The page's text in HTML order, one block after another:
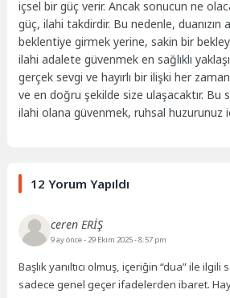
içsel bir güç verir. Ancak sonucun ne
güç, ilahi takdirdir. Bu nedenle, duanızın
beklentiye girmek yerine, sakin bir
ilahi adalete güvenmek en sağlıklı
gerçek sevgi ve hayırlı bir ilişki her
ve en doğru şekilde size ulaşacaktır. Bu
ilahi olana güvenmek, ruhsal huzurunuz
12 Yorum Yapıldı
ceren ERİŞ
9 ay önce- 29 Ekim 2025 - 8:57 pm
Başlık yanıltıcı olmuş, içeriğin “dua” ile
sadece genel geçer ifadelerden ibaret.